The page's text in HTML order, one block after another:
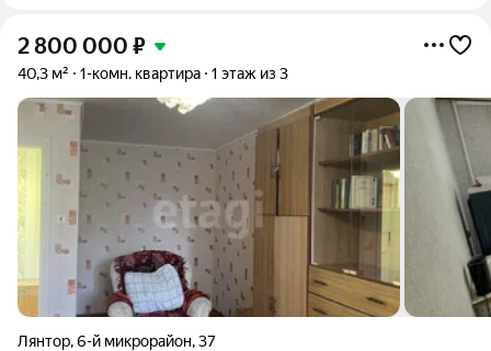
2 800 000 ₽
40,3 м² 1-комн. квартира 1 этаж из 3
Лянтор,6-й микрорайон,37